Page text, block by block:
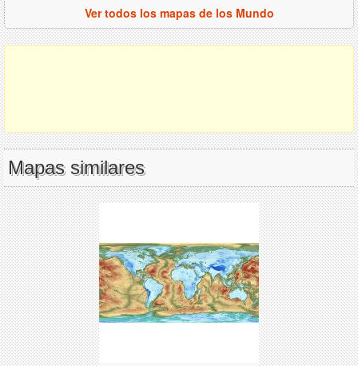
Ver todos los mapas de los Mundo
Mapas similares